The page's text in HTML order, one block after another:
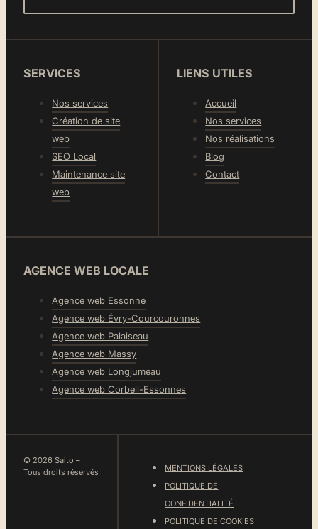
SERVICES
Nos services
Création de site
web
SEO Local
Maintenance site
web
LIENS UTILES
Accueil
Nos services
Nos réalisations
Blog
Contact
AGENCE WEB LOCALE
Agence web Essonne
Agence web Évry-Courcouronnes
Agence web Palaiseau
Agence web Massy
Agence web Longjumeau
Agence web Corbeil-Essonnes
© 2026 Saito –
Tous droits réservés
MENTIONS LÉGALES
POLITIQUE DE
CONFIDENTIALITÉ
POLITIQUE DE COOKIES